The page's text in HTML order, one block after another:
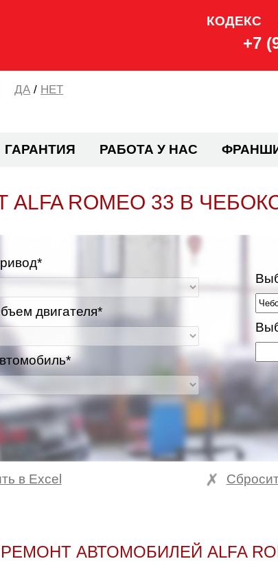
КОДЕКС
+7
/ НЕТ
ГАРАНТИЯ РАБОТА У НАС
ROMEO 33 В
двигателя*
в Excel
АВТОМОБИЛЕЙ ALFA